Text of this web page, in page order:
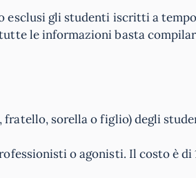
esclusi gli studenti iscritti a
le informazioni basta
fratello, sorella o figlio) degli
o agonisti. Il costo è di